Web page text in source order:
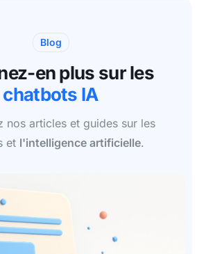
Blog
en plus sur les
chatbots IA
nos articles et guides sur les
et l'intelligence artificielle.